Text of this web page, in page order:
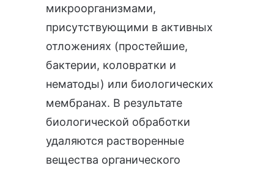
микроорганизмами,
присутствующими в активных
отложениях (простейшие,
бактерии, коловратки и
нематоды) или биологических
мембранах. В результате
биологической обработки
удаляются растворенные
вещества органического